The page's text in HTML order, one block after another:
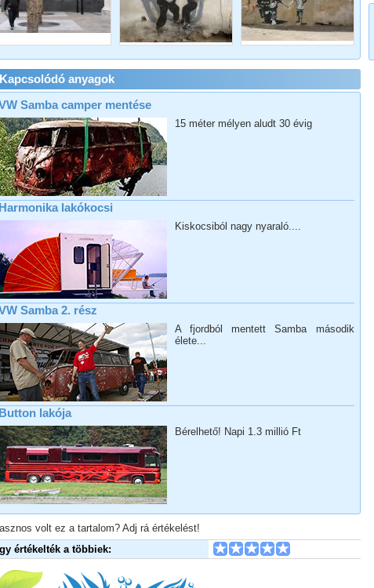
anyagok
Samba camper mentése
15 méter mélyen aludt 30 évig
lakókocsi
Kiskocsiból nagy nyaraló....
Samba 2. rész
A fjordból mentett Samba második
élete...
lakója
Bérelhető! Napi 1.3 millió Ft
volt ez a tartalom? Adj rá értékelést!
értékelték a többiek: